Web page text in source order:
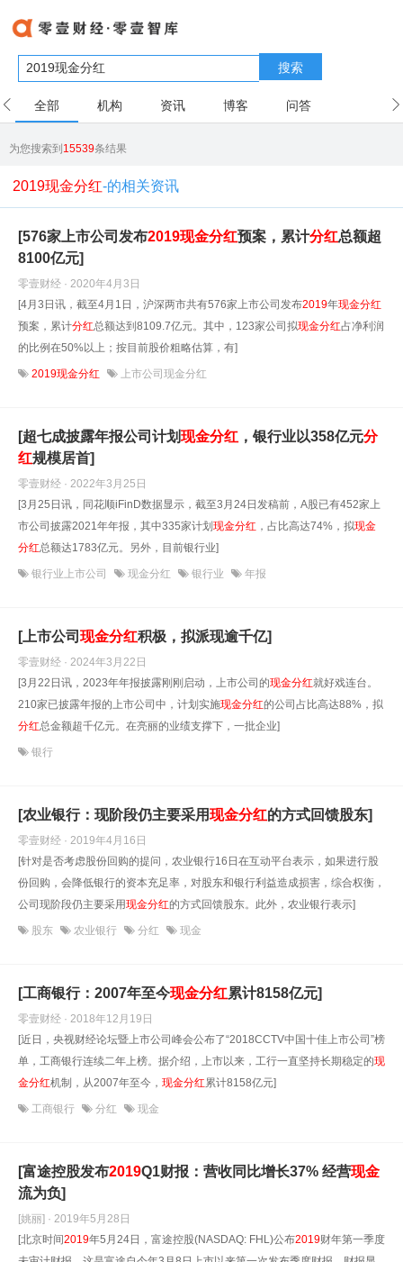
搜索
全部 机构 资讯 博客 问答
为您搜索到15539条结果
2019现金分红-的相关资讯
[576家上市公司发布2019现金分红预案，累计分红总额超
8100亿元]
零壹财经 · 2020年4月3日
[4月3日讯，截至4月1日，沪深两市共有576家上市公司发布2019年现金分红
预案，累计分红总额达到8109.7亿元。其中，123家公司拟现金分红占净利润
的比例在50%以上；按目前股价粗略估算，有]
2019现金分红 上市公司现金分红
[超七成披露年报公司计划现金分红 ，银行业以358亿元分
红规模居首]
零壹财经 · 2022年3月25日
[3月25日讯，同花顺iFinD数据显示，截至3月24日发稿前，A股已有452家上
市公司披露2021年年报，其中335家计划现金分红 ，占比高达74%，拟现金
分红总额达1783亿元。另外，目前银行业]
银行业上市公司 现金分红 银行业 年报
[上市公司 现金分红积极，拟派现逾千亿]
零壹财经 · 2024年3月22日
[3月22日讯，2023年年报披露刚刚启动，上市公司的现金分红就好戏连台。
210家已披露年报的上市公司中，计划实施现金分红的公司占比高达88%，拟
分红总金额超千亿元。在亮丽的业绩支撑下，一批企业]
银行
[农业银行：现阶段仍主要采用现金分红的方式回馈股东]
零壹财经 · 2019年4月16日
[针对是否考虑股份回购的提问，农业银行16日在互动平台表示，如果进行股
份回购，会降低银行的资本充足率，对股东和银行利益造成损害，综合权衡，
公司现阶段仍主要采用现金分红的方式回馈股东。此外，农业银行表示]
股东 农业银行 分红 现金
[工商银行：2007年至今现金分红累计8158亿元]
零壹财经 · 2018年12月19日
[近日，央视财经论坛暨上市公司峰会公布了“2018CCTV中国十佳上市公司”榜
单，工商银行连续二年上榜。据介绍，上市以来，工行一直坚持长期稳定的现
金分红机制，从2007年至今， 现金分红 累计8158亿元]
工商银行 分红 现金
[富途控股发布2019Q1财报：营收同比增长37% 经营现金
流为负]
[姚丽] · 2019年5月28日
[北京时间2019年5月24日，富途控股(NASDAQ: FHL)公布2019财年第一季度